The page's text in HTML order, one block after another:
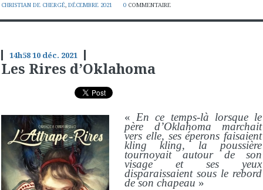
CHRISTIAN DE CHERGÉ, DÉCEMBRE 2021 0 COMMENTAIRE
14h5810 déc. 2021
Les Rires d’Oklahoma
« En ce temps-là lorsque le
père d’Oklahoma marchait
vers elle, ses éperons faisaient
kling kling, la poussière
tournoyait autour de son
visage et ses yeux
disparaissaient sous le rebord
de son chapeau »